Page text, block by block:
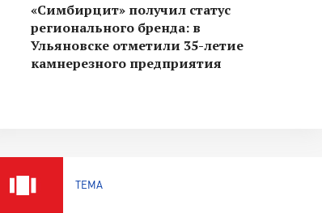
«Симбирцит» получил статус
регионального бренда: в
Ульяновске отметили 35-летие
камнерезного предприятия
ТЕМА